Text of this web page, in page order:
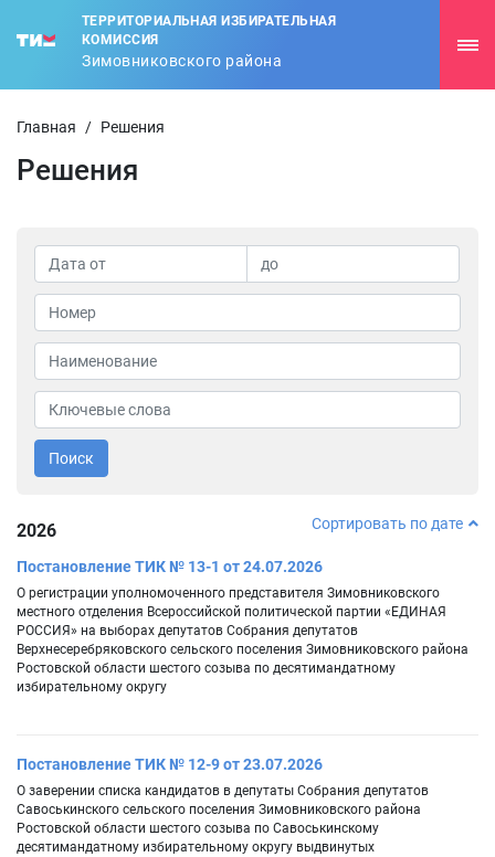
ТЕРРИТОРИАЛЬНАЯ ИЗБИРАТЕЛЬНАЯ
КОМИССИЯ
Зимовниковского района
Главная / Решения
Решения
Поиск
2026 Сортировать по дате
Постановление ТИК № 13-1 от 24.07.2026
О регистрации уполномоченного представителя Зимовниковского
местного отделения Всероссийской политической партии «ЕДИНАЯ
РОССИЯ» на выборах депутатов Собрания депутатов
Верхнесеребряковского сельского поселения Зимовниковского района
Ростовской области шестого созыва по десятимандатному
избирательному округу
Постановление ТИК № 12-9 от 23.07.2026
О заверении списка кандидатов в депутаты Собрания депутатов
Савоськинского сельского поселения Зимовниковского района
Ростовской области шестого созыва по Савоськинскому
десятимандатному избирательному округу выдвинутых